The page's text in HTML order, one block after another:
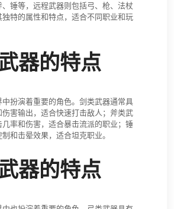
锤等，远程武器则包括弓、枪、法杖
特的属性和特点，适合不同职业和玩
器的特点
扮演着重要的角色。剑类武器通常具
害输出，适合快速打击敌人；斧类武
率和伤害，适合暴击流派的职业；锤
和击晕效果，适合坦克职业。
器的特点